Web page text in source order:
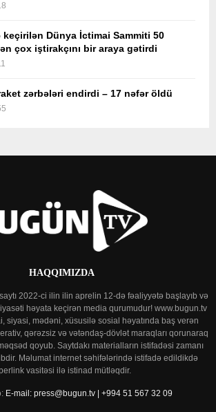
Dünya İctimai Sammiti 50
çox iştirakçını bir araya gətirdi
zərbələri endirdi – 17 nəfər öldü
HAQQIMIZDA
2022-ci ilin ilin aprelin 12-də fəaliyyətə başlayıb və
həyata keçirən media qurumudur! www.bugun.tv
siyasi, mədəni, xüsusilə sosial həyatında baş verən
qərəzsiz və vətəndaş-dövlət maraqları qorunaraq
qoyub. Saytdakı materialların istifadəsi zamanı
Məlumat internet səhifələrində istifadə edildikdə
vasitəsi ilə istinad mütləqdir.
E-mail: press@bugun.tv | +994 51 567 32 09